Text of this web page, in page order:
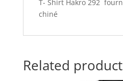
T- Shirt Hakro 292
chiné
Related